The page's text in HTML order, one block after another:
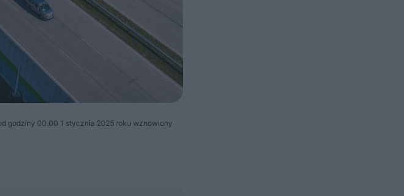
godziny 00.00 1 stycznia 2025 roku wznowiony